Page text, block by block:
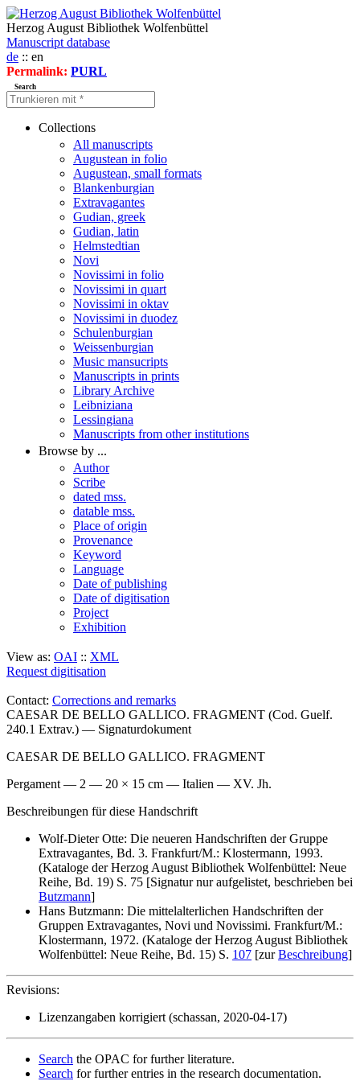
Herzog August Bibliothek Wolfenbüttel
Manuscript database
de :: en
Permalink: PURL
Search
Collections
All manuscripts
Augustean in folio
Augustean, small formats
Blankenburgian
Extravagantes
Gudian, greek
Gudian, latin
Helmstedtian
Novi
Novissimi in folio
Novissimi in quart
Novissimi in oktav
Novissimi in duodez
Schulenburgian
Weissenburgian
Music mansucripts
Manuscripts in prints
Library Archive
Leibniziana
Lessingiana
Manuscripts from other institutions
Browse by ...
Author
Scribe
dated mss.
datable mss.
Place of origin
Provenance
Keyword
Language
Date of publishing
Date of digitisation
Project
Exhibition
View as: OAI :: XML
Request digitisation
Contact: Corrections and remarks
CAESAR DE BELLO GALLICO. FRAGMENT (Cod. Guelf.
240.1 Extrav.) — Signaturdokument
CAESAR DE BELLO GALLICO. FRAGMENT
Pergament — 2 — 20 × 15 cm — Italien — XV. Jh.
Beschreibungen für diese Handschrift
Wolf-Dieter Otte: Die neueren Handschriften der Gruppe
Extravagantes, Bd. 3. Frankfurt/M.: Klostermann, 1993.
(Kataloge der Herzog August Bibliothek Wolfenbüttel: Neue
Reihe, Bd. 19) S. 75 [Signatur nur aufgelistet, beschrieben bei
Butzmann]
Hans Butzmann: Die mittelalterlichen Handschriften der
Gruppen Extravagantes, Novi und Novissimi. Frankfurt/M.:
Klostermann, 1972. (Kataloge der Herzog August Bibliothek
Wolfenbüttel: Neue Reihe, Bd. 15) S. 107 [zurBeschreibung]
Revisions:
Lizenzangaben korrigiert (schassan, 2020-04-17)
Search the OPAC for further literature.
Search for further entries in the research documentation.